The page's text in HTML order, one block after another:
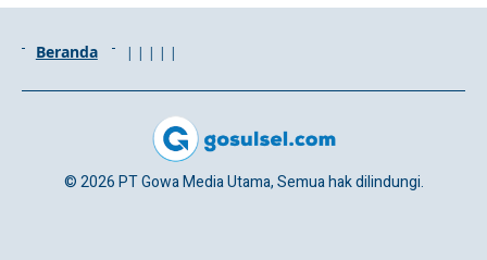
Beranda | | | | |
© 2026 PT Gowa Media Utama, Semua hak dilindungi.